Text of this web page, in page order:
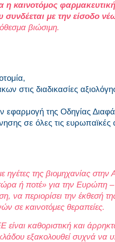
η καινοτόμος
με την είσοδο
βιώσιμη.
στις διαδικασίες
εφαρμογή της Οδηγίας
σε όλες τις ευρωπαϊκές
της βιομηχανίας στην
ή ποτέ» για την Ευρώπη –
να περιορίσει την έκθεσή
σε καινοτόμες θεραπείες.
καθοριστική και
εξακολουθεί συχνά να